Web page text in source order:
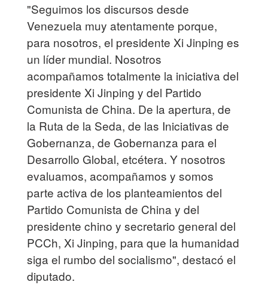
"Seguimos los discursos desde
Venezuela muy atentamente porque,
para nosotros, el presidente Xi Jinping es
un líder mundial. Nosotros
acompañamos totalmente la iniciativa del
presidente Xi Jinping y del Partido
Comunista de China. De la apertura, de
la Ruta de la Seda, de las Iniciativas de
Gobernanza, de Gobernanza para el
Desarrollo Global, etcétera. Y nosotros
evaluamos, acompañamos y somos
parte activa de los planteamientos del
Partido Comunista de China y del
presidente chino y secretario general del
PCCh, Xi Jinping, para que la humanidad
siga el rumbo del socialismo", destacó el
diputado.